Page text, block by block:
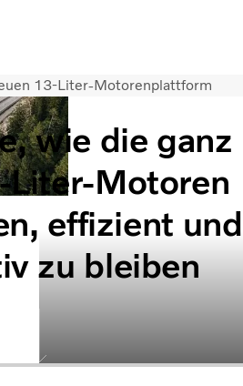
Lkw-KonfiguratorDeutschland
13-Liter-Motorenplattform
wie die ganz
Liter-Motoren
effizient und
zu bleiben